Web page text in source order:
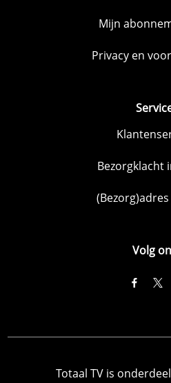
Mijn
Privacy en
Bezorgklacht
Volg
Totaal TV is